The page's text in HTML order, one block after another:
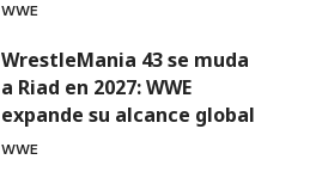
WWE
WrestleMania 43 se muda
a Riad en 2027: WWE
expande su alcance global
WWE